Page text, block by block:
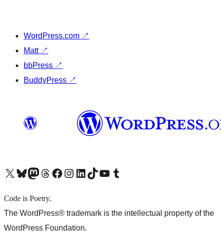
WordPress.com ↗
Matt ↗
bbPress ↗
BuddyPress ↗
X (旧 Twitter) アカウントへBluesky アカウントへMastodon アカウントへThreads アカウントへ Facebook ページへInstagram アカウントへ LinkedIn アカウントへTikTok アカウントへYouTube チャンネルへ Tumblr アカウントへ
Code is Poetry.
The WordPress® trademark is the intellectual property of the
WordPress Foundation.